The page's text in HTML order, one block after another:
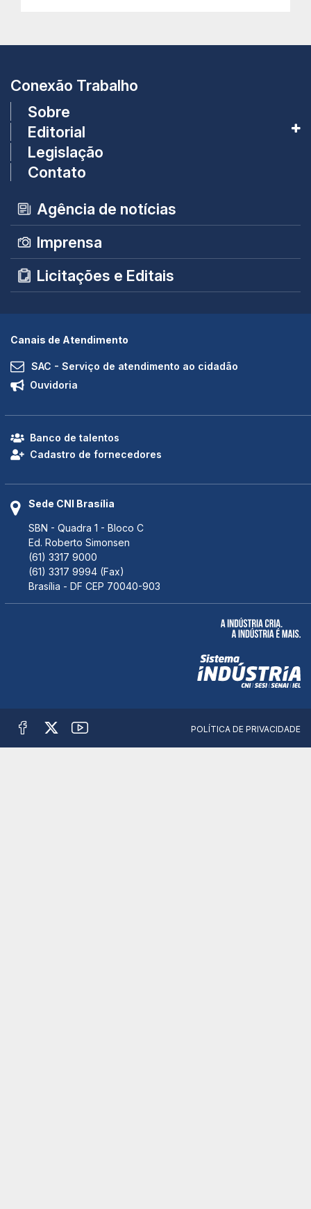
Conexão Trabalho
Sobre
Editorial
Legislação
Contato
Agência de notícias
Imprensa
Licitações e Editais
Canais de Atendimento
SAC - Serviço de atendimento ao cidadão
Ouvidoria
Banco de talentos
Cadastro de fornecedores
Sede CNI Brasília
SBN - Quadra 1 - Bloco C
Ed. Roberto Simonsen
(61) 3317 9000
(61) 3317 9994 (Fax)
Brasília - DF CEP 70040-903
POLÍTICA DE PRIVACIDADE